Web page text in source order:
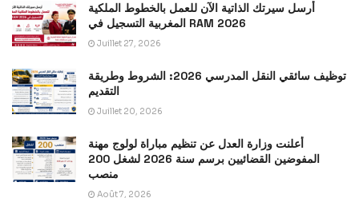
أرسل سيرتك الذاتية الآن للعمل بالخطوط الملكية
المغربية التسجيل في RAM 2026
Juillet 27, 2026
توظيف سائقي النقل المدرسي 2026: الشروط وطريقة
التقديم
Juillet 20, 2026
أعلنت وزارة العدل عن تنظيم مباراة لولوج مهنة
المفوضين القضائيين برسم سنة 2026 لشغل 200
منصب
Août 7, 2026